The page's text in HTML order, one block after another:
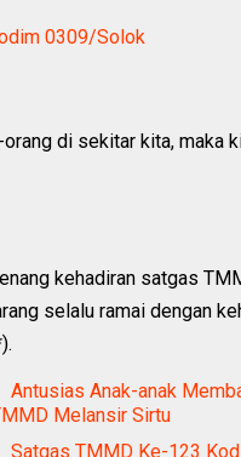
0309/Solok
di sekitar kita, maka
kehadiran satgas
selalu ramai dengan
Antusias Anak-anak
Melansir Sirtu
Satgas TMMD Ke-123